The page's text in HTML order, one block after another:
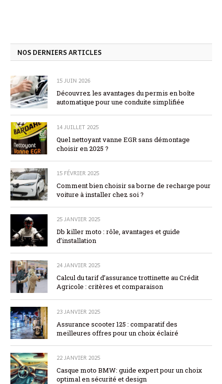
NOS DERNIERS ARTICLES
15 JUIN 2026
Découvrez les avantages du permis en boîte
automatique pour une conduite simplifiée
14 JUILLET 2025
Quel nettoyant vanne EGR sans démontage
choisir en 2025 ?
15 FÉVRIER 2025
Comment bien choisir sa borne de recharge pour
voiture à installer chez soi ?
25 JANVIER 2025
Db killer moto : rôle, avantages et guide
d’installation
24 JANVIER 2025
Calcul du tarif d’assurance trottinette au Crédit
Agricole : critères et comparaison
23 JANVIER 2025
Assurance scooter 125 : comparatif des
meilleures offres pour un choix éclairé
22 JANVIER 2025
Casque moto BMW: guide expert pour un choix
optimal en sécurité et design